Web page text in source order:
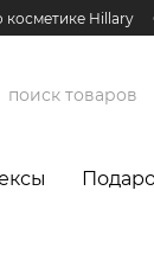
косметике Hillary
Обмен и